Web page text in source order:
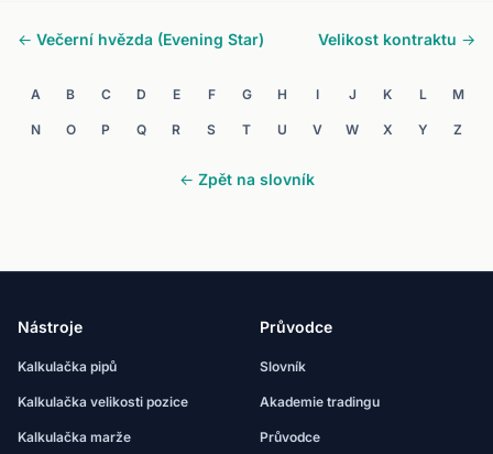
← Večerní hvězda (Evening Star) Velikost kontraktu →
A B C D E F G H I J K L M
N O P Q R S T U V W X Y Z
← Zpět na slovník
Nástroje
Kalkulačka pipů
Kalkulačka velikosti pozice
Kalkulačka marže
Průvodce
Slovník
Akademie tradingu
Průvodce